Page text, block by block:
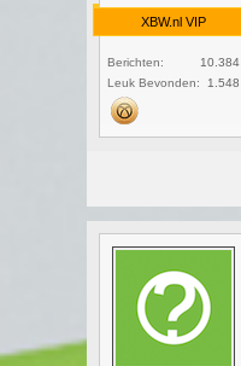
XBW.nl VIP
Berichten:
10.384
Leuk Bevonden:
1.548